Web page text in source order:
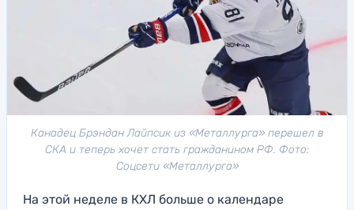
Канадец Брэндан Лайпсик из «Металлурга» перешел в
СКА и теперь хочет стать гражданином РФ. Фото:
Соцсети «Металлурга»
На этой неделе в КХЛ больше о календаре